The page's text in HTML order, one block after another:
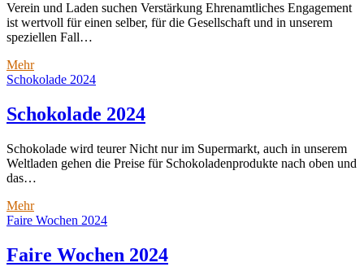
Verein und Laden suchen Verstärkung Ehrenamtliches Engagement
ist wertvoll für einen selber, für die Gesellschaft und in unserem
speziellen Fall…
MehrMitarbeiter
gesucht
Schokolade 2024
Schokolade 2024
Schokolade wird teurer Nicht nur im Supermarkt, auch in unserem
Weltladen gehen die Preise für Schokoladenprodukte nach oben und
das…
MehrSchokolade
2024
Faire Wochen 2024
Faire Wochen 2024